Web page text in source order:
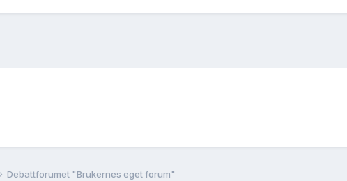
Debattforumet "Brukernes eget forum"